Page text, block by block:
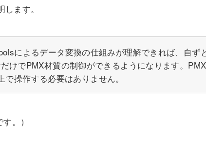
ます。
によるデータ変換の仕組みが理解できれば、自ず
けでPMX材質の制御ができるようになります。
で操作する必要はありません。
。）